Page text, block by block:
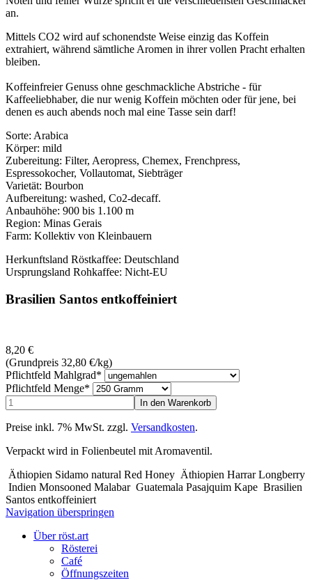
an.
Mittels CO2 wird auf schonendste Weise einzig das Koffein
extrahiert, während sämtliche Aromen in ihrer vollen Pracht erhalten
bleiben.
Koffeinfreier Genuss ohne geschmackliche Abstriche - für
Kaffeeliebhaber, die nur wenig Koffein möchten oder für jene, bei
denen es auch abends noch mal eine Tasse sein darf!
Sorte: Arabica
Körper: mild
Zubereitung: Filter, Aeropress, Chemex, Frenchpress,
Espressokocher, Vollautomat, Siebträger
Varietät: Bourbon
Aufbereitung: washed, Co2-decaff.
Anbauhöhe: 900 bis 1.100 m
Region: Minas Gerais
Farm: Kollektiv von Kleinbauern
Herkunftsland Röstkaffee: Deutschland
Ursprungsland Rohkaffee: Nicht-EU
Brasilien Santos entkoffeiniert
8,20 €
(Grundpreis 32,80 €/kg)
Pflichtfeld Mahlgrad*
Pflichtfeld Menge*
Preise inkl. 7% MwSt. zzgl. Versandkosten.
Verpackt wird in Folienbeutel mit Aromaventil.
Äthiopien Sidamo natural Red Honey Äthiopien Harrar Longberry
Indien Monsooned Malabar Guatemala Pasajquim Kape Brasilien
Santos entkoffeiniert
Navigation überspringen
Über röst.art
Rösterei
Café
Öffnungszeiten